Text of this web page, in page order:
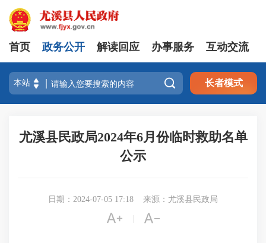
首页 政务公开 解读回应 办事服务 互动交流
 长者模式
尤溪县民政局2024年6月份临时救助名单
公示
日期：2024-07-05 17:18 来源：尤溪县民政局
 